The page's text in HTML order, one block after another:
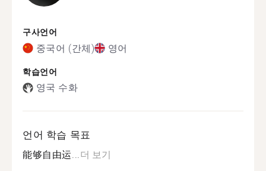
구사언어
중국어 (간체) 영어
학습언어
영국 수화
언어 학습 목표
能够自由运...더 보기